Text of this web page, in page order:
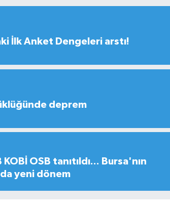
İlk Anket Dengeleri arstı!
deprem
OSB tanıtıldı... Bursa'nın
yeni dönem